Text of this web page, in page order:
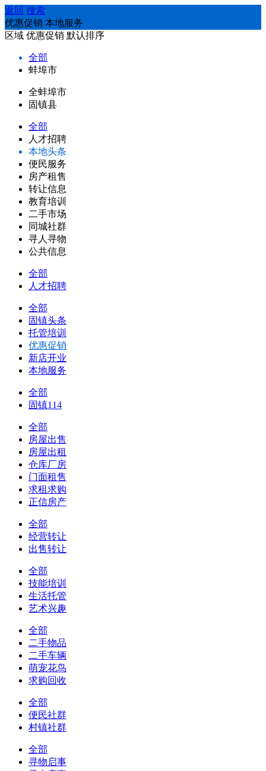
返回 搜索
优惠促销 本地服务
区域 优惠促销 默认排序
全部
蚌埠市
全蚌埠市
固镇县
全部
人才招聘
本地头条
便民服务
房产租售
转让信息
教育培训
二手市场
同城社群
寻人寻物
公共信息
全部
人才招聘
全部
固镇头条
托管培训
优惠促销
新店开业
本地服务
全部
固镇114
全部
房屋出售
房屋出租
仓库厂房
门面租售
求租求购
正信房产
全部
经营转让
出售转让
全部
技能培训
生活托管
艺术兴趣
全部
二手物品
二手车辆
萌宠花鸟
求购回收
全部
便民社群
村镇社群
全部
寻物启事